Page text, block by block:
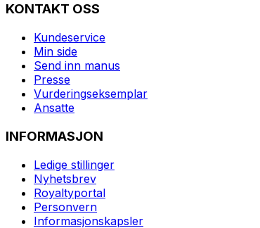
KONTAKT OSS
Kundeservice
Min side
Send inn manus
Presse
Vurderingseksemplar
Ansatte
INFORMASJON
Ledige stillinger
Nyhetsbrev
Royaltyportal
Personvern
Informasjonskapsler